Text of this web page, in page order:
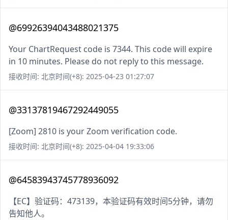
@69926394043488021375
Your ChartRequest code is 7344. This code will expire
in 10 minutes. Please do not reply to this message.
接收时间: 北京时间(+8): 2025-04-23 01:27:07
@33137819467292449055
[Zoom] 2810 is your Zoom verification code.
接收时间: 北京时间(+8): 2025-04-04 19:33:06
@64583943745778936092
【EC】验证码：473139，本验证码有效时间5分钟，请勿
告知他人。